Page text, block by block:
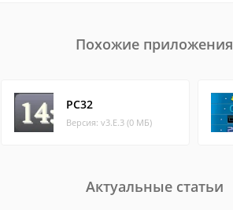
Похожие приложения
PC32
Версия: v3.E.3 (0 МБ)
Актуальные статьи